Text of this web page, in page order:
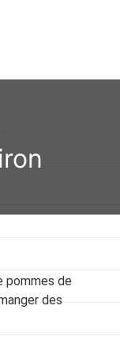
pommes de
des